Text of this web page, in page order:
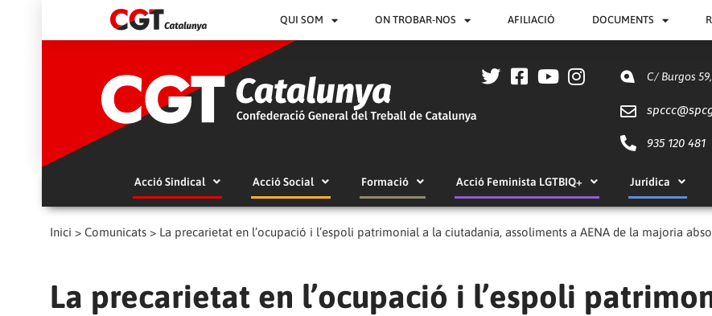
QUI SOM ON TROBAR-NOS AFILIACIÓ DOCUMENTS
C/ Burgos
spccc@
935 120 481
Acció Sindical Acció Social Formació Acció Feminista LGTBIQ+ Jurídica
Inici > Comunicats > La precarietat en l’ocupació i l’espoli patrimonial a la ciutadania, assoliments a AENA de la majoria
La precarietat en l’ocupació i l’espoli